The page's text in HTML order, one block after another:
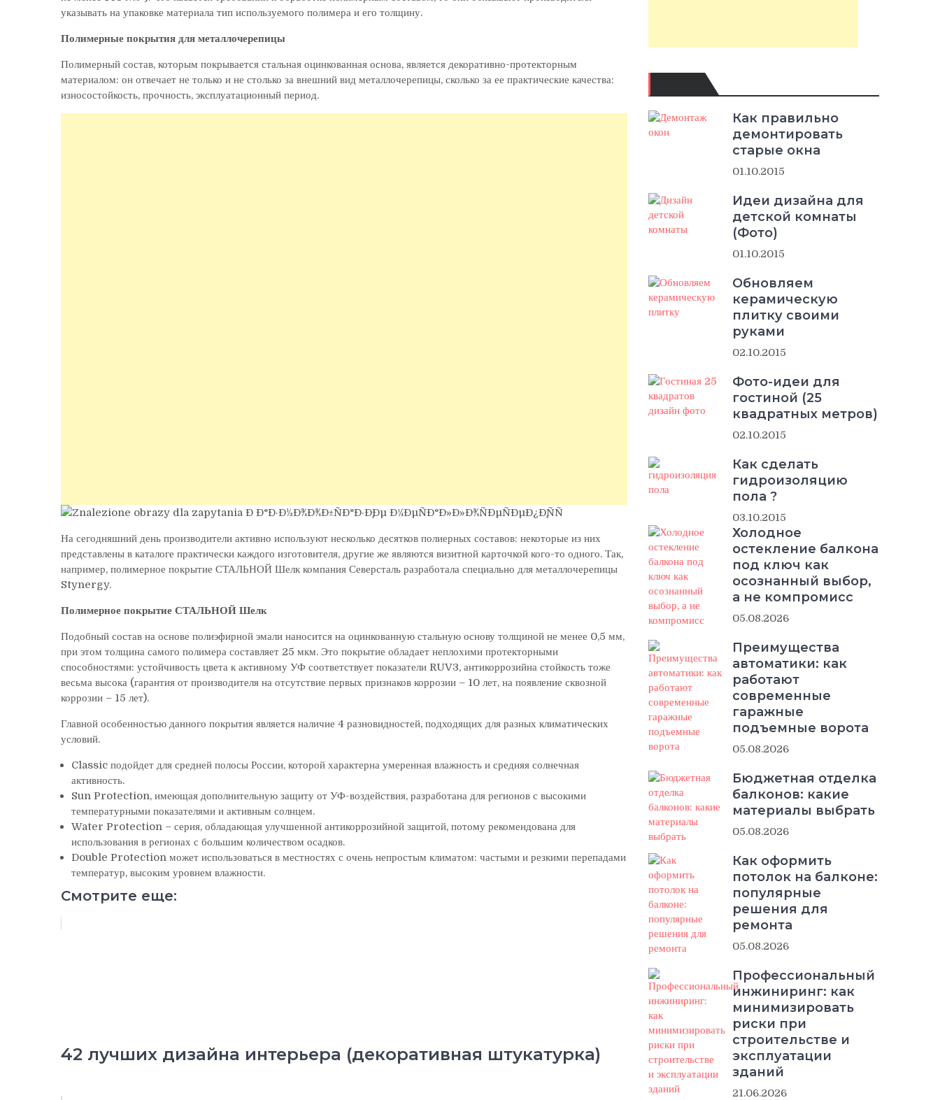
указывать на упаковке материала тип используемого полимера и его толщину.
Полимерные покрытия для металлочерепицы
Полимерный состав, которым покрывается стальная оцинкованная основа, является декоративно-протекторным
материалом: он отвечает не только и не столько за внешний вид металлочерепицы, сколько за ее практические качества:
износостойкость, прочность, эксплуатационный период.
На сегодняшний день производители активно используют несколько десятков полиерных составов: некоторые из них
представлены в каталоге практически каждого изготовителя, другие же являются визитной карточкой кого-то одного. Так,
например, полимерное покрытие СТАЛЬНОЙ Шелк компания Северсталь разработала специально для металлочерепицы
Stynergy.
Полимерное покрытие СТАЛЬНОЙ Шелк
Подобный состав на основе полиэфирной эмали наносится на оцинкованную стальную основу толщиной не менее 0,5 мм,
при этом толщина самого полимера составляет 25 мкм. Это покрытие обладает неплохими протекторными
способностями: устойчивость цвета к активному УФ соответствует показатели RUV3, антикоррозийна стойкость тоже
весьма высока (гарантия от производителя на отсутствие первых признаков коррозии – 10 лет, на появление сквозной
коррозии – 15 лет).
Главной особенностью данного покрытия является наличие 4 разновидностей, подходящих для разных климатических
условий.
Classic подойдет для средней полосы России, которой характерна умеренная влажность и средняя солнечная
активность.
Sun Protection, имеющая дополнительную защиту от УФ-воздействия, разработана для регионов с высокими
температурными показателями и активным солнцем.
Water Protection – серия, обладающая улучшенной антикоррозийной защитой, потому рекомендована для
использования в регионах с большим количеством осадков.
Double Protection может использоваться в местностях с очень непростым климатом: частыми и резкими перепадами
температур, высоким уровнем влажности.
Смотрите еще:
42 лучших дизайна интерьера (декоративная штукатурка)
Как правильно
демонтировать
старые окна
01.10.2015
Идеи дизайна для
детской комнаты
(Фото)
01.10.2015
Обновляем
керамическую
плитку своими
руками
02.10.2015
Фото-идеи для
гостиной (25
квадратных метров)
02.10.2015
Как сделать
гидроизоляцию
пола ?
03.10.2015
Холодное
остекление балкона
под ключ как
осознанный выбор,
а не компромисс
05.08.2026
Преимущества
автоматики: как
работают
современные
гаражные
подъемные ворота
05.08.2026
Бюджетная отделка
балконов: какие
материалы выбрать
05.08.2026
Как оформить
потолок на балконе:
популярные
решения для
ремонта
05.08.2026
Профессиональный
инжиниринг: как
минимизировать
риски при
строительстве и
эксплуатации
зданий
21.06.2026